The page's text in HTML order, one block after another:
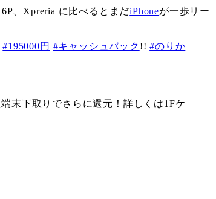
6P、Xpreria に比べるとまだiPhoneが一歩リー
#195000円 #キャッシュバック !!#のりか
末下取りでさらに還元！詳しくは1Fケ